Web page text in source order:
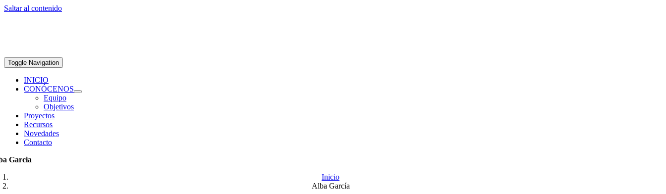
Saltar al contenido
Toggle Navigation
INICIO
CONÓCENOS
Equipo
Objetivos
Proyectos
Recursos
Novedades
Contacto
Garcia
Inicio
Alba García